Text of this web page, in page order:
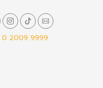
0 2009 9999